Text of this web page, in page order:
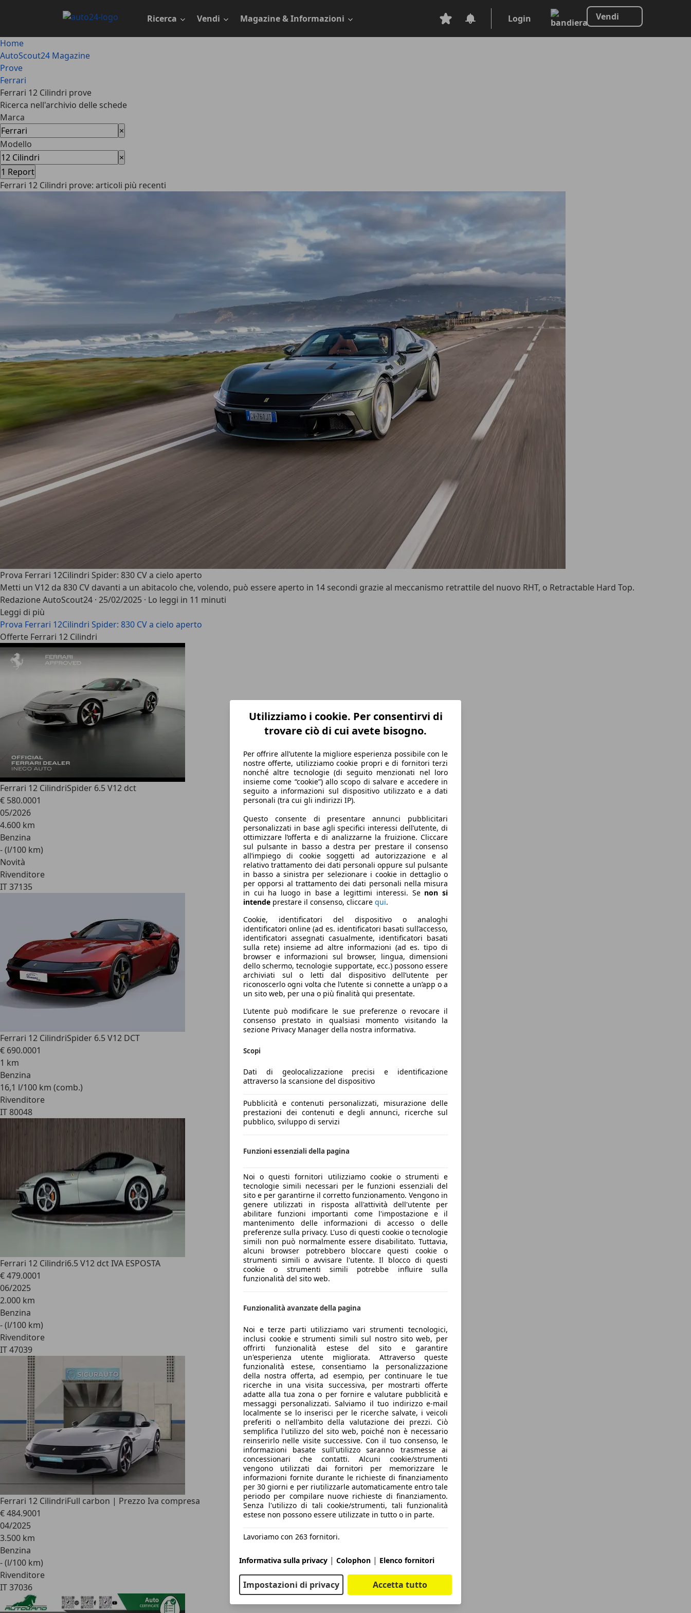
principale
Ricerca Vendi Magazine & Informazioni Login Vendi
Utilizziamo i cookie. Per consentirvi di
trovare ciò di cui avete bisogno.
Per offrire all’utente la migliore esperienza possibile con le
nostre offerte, utilizziamo cookie propri e di fornitori terzi
nonché altre tecnologie (di seguito menzionati nel loro
insieme come “cookie”) allo scopo di salvare e accedere in
seguito a informazioni sul dispositivo utilizzato e a dati
personali (tra cui gli indirizzi IP).
Questo consente di presentare annunci pubblicitari
personalizzati in base agli specifici interessi dell’utente, di
ottimizzare l’offerta e di analizzarne la fruizione. Cliccare
sul pulsante in basso a destra per prestare il consenso
all’impiego di cookie soggetti ad autorizzazione e al
relativo trattamento dei dati personali oppure sul pulsante
in basso a sinistra per selezionare i cookie in dettaglio o
per opporsi al trattamento dei dati personali nella misura
in cui ha luogo in base a legittimi interessi. Se non si
intende prestare il consenso, cliccare qui.
Cookie, identificatori del dispositivo o analoghi
identificatori online (ad es. identificatori basati sull’accesso,
identificatori assegnati casualmente, identificatori basati
sulla rete) insieme ad altre informazioni (ad es. tipo di
browser e informazioni sul browser, lingua, dimensioni
dello schermo, tecnologie supportate, ecc.) possono essere
archiviati sul o letti dal dispositivo dell’utente per
riconoscerlo ogni volta che l’utente si connette a un’app o a
un sito web, per una o più finalità qui presentate.
L’utente può modificare le sue preferenze o revocare il
consenso prestato in qualsiasi momento visitando la
sezione Privacy Manager della nostra informativa.
Scopi
Dati di geolocalizzazione precisi e identificazione
attraverso la scansione del dispositivo
Pubblicità e contenuti personalizzati, misurazione delle
prestazioni dei contenuti e degli annunci, ricerche sul
pubblico, sviluppo di servizi
Funzioni essenziali della pagina
Noi o questi fornitori utilizziamo cookie o strumenti e
tecnologie simili necessari per le funzioni essenziali del
sito e per garantirne il corretto funzionamento. Vengono in
genere utilizzati in risposta all'attività dell'utente per
abilitare funzioni importanti come l'impostazione e il
mantenimento delle informazioni di accesso o delle
preferenze sulla privacy. L'uso di questi cookie o tecnologie
simili non può normalmente essere disabilitato. Tuttavia,
alcuni browser potrebbero bloccare questi cookie o
strumenti simili o avvisare l'utente. Il blocco di questi
cookie o strumenti simili potrebbe influire sulla
funzionalità del sito web.
Funzionalità avanzate della pagina
Noi e terze parti utilizziamo vari strumenti tecnologici,
inclusi cookie e strumenti simili sul nostro sito web, per
offrirti funzionalità estese del sito e garantire
un'esperienza utente migliorata. Attraverso queste
funzionalità estese, consentiamo la personalizzazione
della nostra offerta, ad esempio, per continuare le tue
ricerche in una visita successiva, per mostrarti offerte
adatte alla tua zona o per fornire e valutare pubblicità e
messaggi personalizzati. Salviamo il tuo indirizzo e-mail
localmente se lo inserisci per le ricerche salvate, i veicoli
preferiti o nell'ambito della valutazione dei prezzi. Ciò
semplifica l'utilizzo del sito web, poiché non è necessario
reinserirlo nelle visite successive. Con il tuo consenso, le
informazioni basate sull'utilizzo saranno trasmesse ai
concessionari che contatti. Alcuni cookie/strumenti
vengono utilizzati dai fornitori per memorizzare le
informazioni fornite durante le richieste di finanziamento
per 30 giorni e per riutilizzarle automaticamente entro tale
periodo per compilare nuove richieste di finanziamento.
Senza l'utilizzo di tali cookie/strumenti, tali funzionalità
estese non possono essere utilizzate in tutto o in parte.
Lavoriamo con 263 fornitori.
Informativa sulla privacy | Colophon | Elenco fornitori
Impostazioni di privacy Accetta tutto
Home
AutoScout24 Magazine
Prove
Ferrari
Ferrari 12 Cilindri prove
Ricerca nell'archivio delle schede
Marca
×
Modello
×
1 Report
Ferrari 12 Cilindri prove: articoli più recenti
Prova Ferrari 12Cilindri Spider: 830 CV a cielo aperto
Metti un V12 da 830 CV davanti a un abitacolo che, volendo, può essere aperto in 14 secondi grazie al meccanismo retrattile del nuovo RHT, o Retractable Hard Top.
Redazione AutoScout24 · 25/02/2025 · Lo leggi in 11 minuti
Leggi di più
Prova Ferrari 12Cilindri Spider: 830 CV a cielo aperto
Offerte Ferrari 12 Cilindri
Ferrari 12 CilindriSpider 6.5 V12 dct
€ 580.0001
05/2026
4.600 km
Benzina
- (l/100 km)
Novità
Rivenditore
IT 37135
Ferrari 12 CilindriSpider 6.5 V12 DCT
€ 690.0001
1 km
Benzina
16,1 l/100 km (comb.)
Rivenditore
IT 80048
Ferrari 12 Cilindri6.5 V12 dct IVA ESPOSTA
€ 479.0001
06/2025
2.000 km
Benzina
- (l/100 km)
Rivenditore
IT 47039
Ferrari 12 CilindriFull carbon | Prezzo Iva compresa
€ 484.9001
04/2025
3.500 km
Benzina
- (l/100 km)
Rivenditore
IT 37036